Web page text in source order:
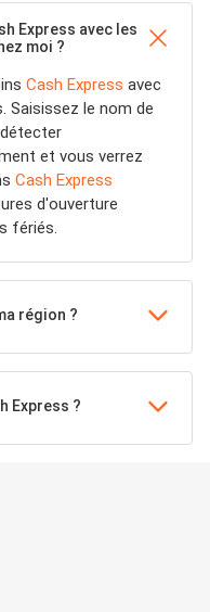
Express avec les
moi ?
Cash Express avec
Saisissez le nom de
et vous verrez
Cash Express
d'ouverture
fériés.
région ?
Express ?